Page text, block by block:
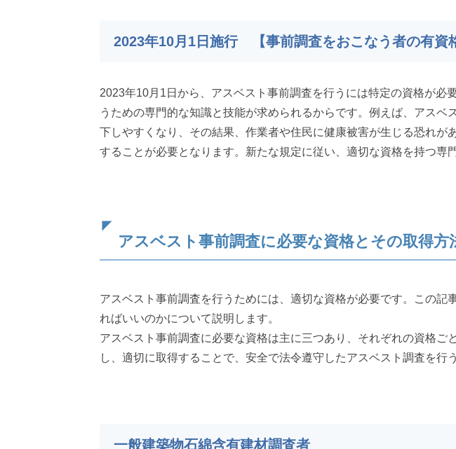
2023年10月1日施行 【事前調査をおこなう者の有資
2023年10月1日から、アスベスト事前調査を行うには特定の資格が
うための専門的な知識と技能が求められるからです。例えば、アス
下しやすくなり、その結果、作業者や住民に健康被害が生じる恐れ
することが必要となります。新たな規定に従い、適切な資格を持つ専
アスベスト事前調査に必要な資格とその取得方
アスベスト事前調査を行うためには、適切な資格が必要です。この
ればいいのかについて説明します。
アスベスト事前調査に必要な資格は主に三つあり、それぞれの資格
し、適切に取得することで、安全で法令遵守したアスベスト調査を行
一般建築物石綿含有建材調査者